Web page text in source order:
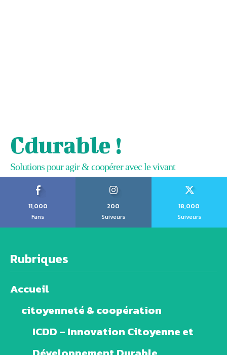
Cdurable !
Solutions pour agir & coopérer avec le vivant
11,000
Fans
200
Suiveurs
18,000
Suiveurs
Rubriques
Accueil
citoyenneté & coopération
ICDD – Innovation Citoyenne et